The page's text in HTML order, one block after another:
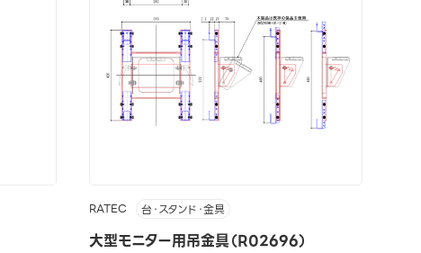
RATEC 台・スタンド・金具
大型モニター用吊金具（R02696）